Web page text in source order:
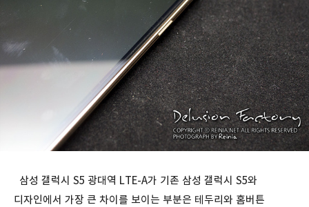
삼성 갤럭시 S5 광대역 LTE-A가 기존 삼성 갤럭시 S5와
디자인에서 가장 큰 차이를 보이는 부분은 테두리와 홈버튼